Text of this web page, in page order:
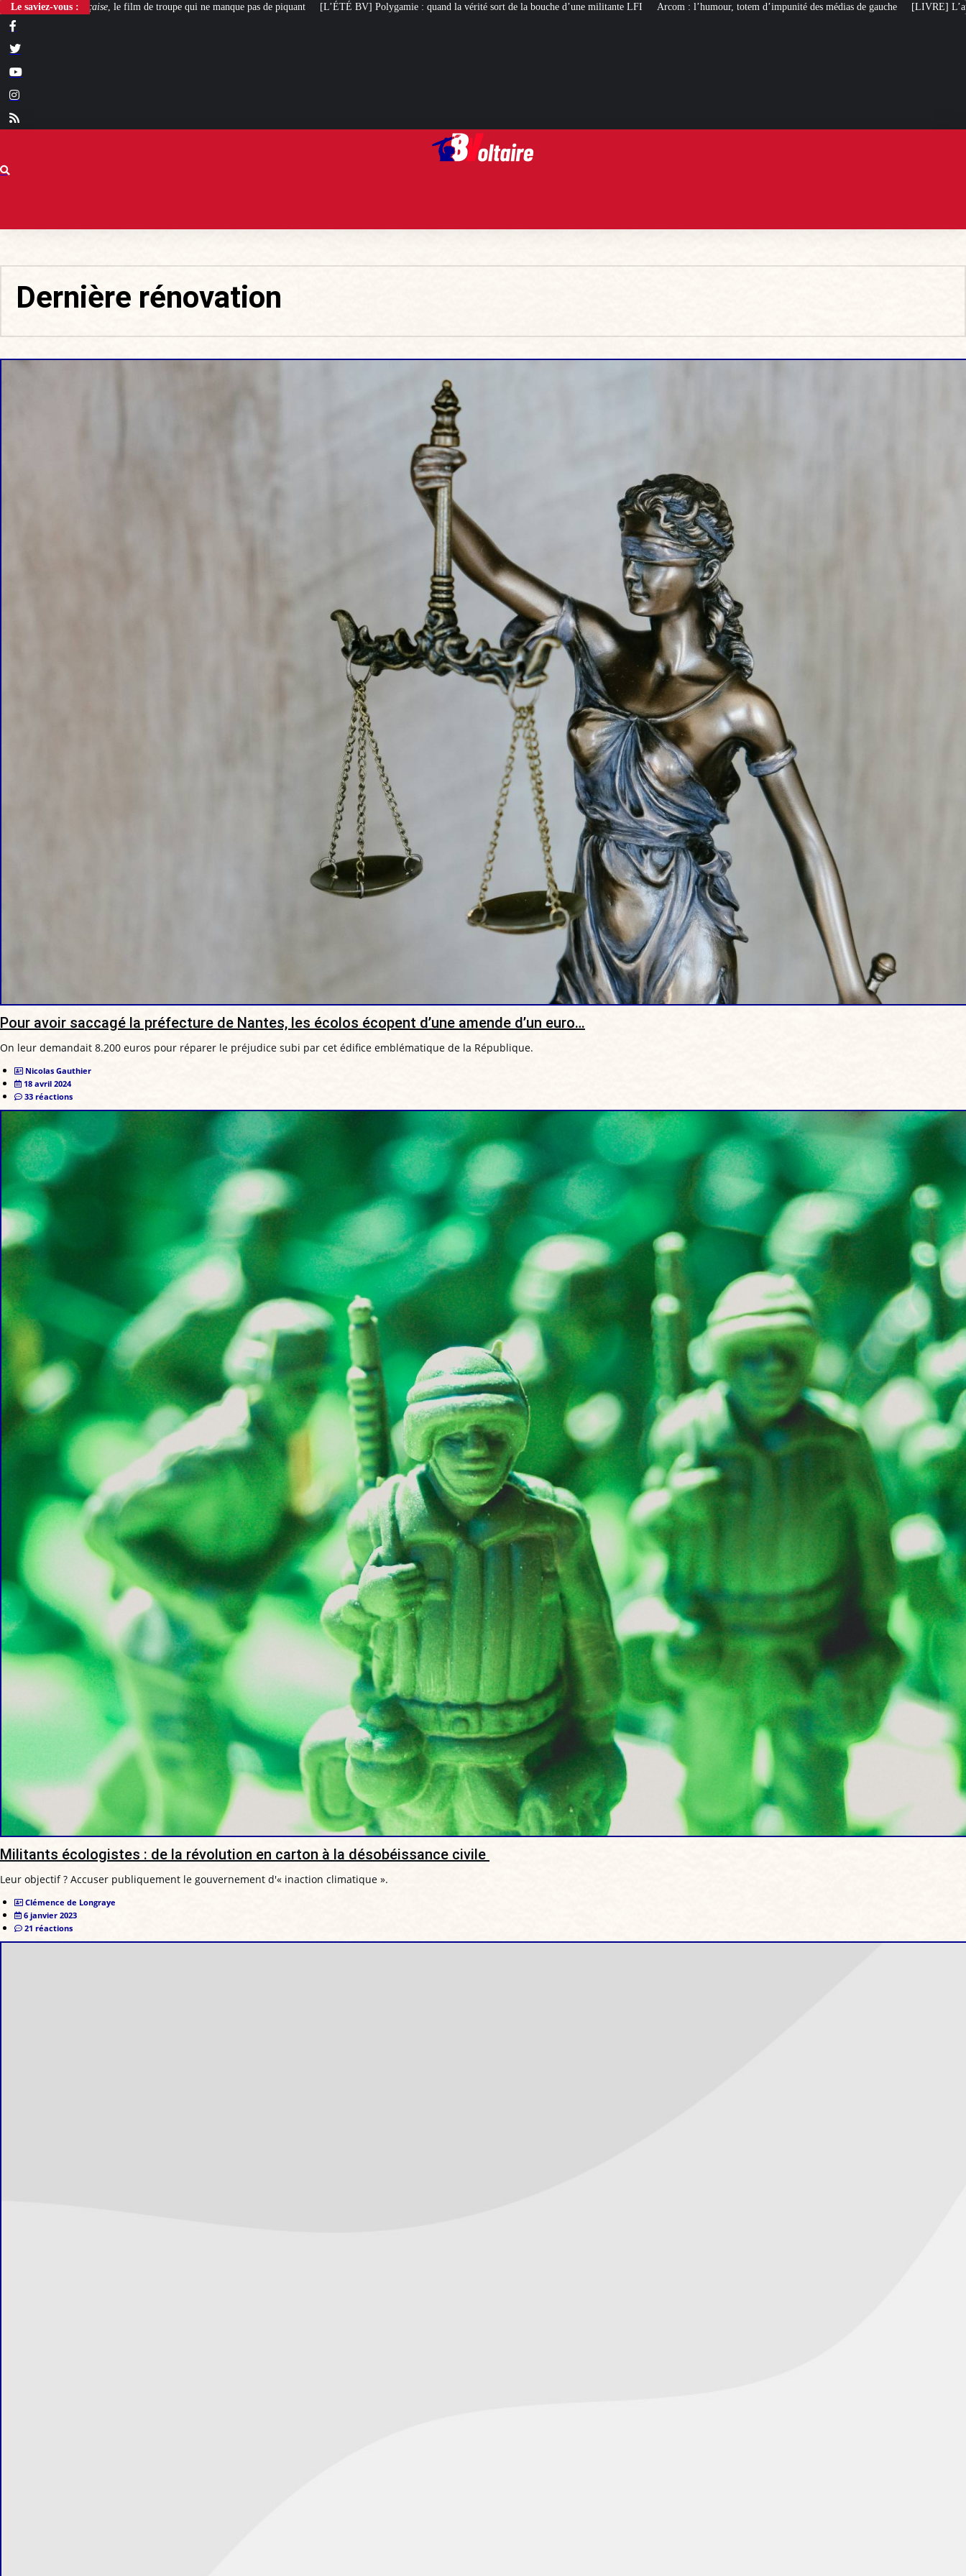
Le saviez-vous :
de troupe qui ne manque pas de piquant [L’ÉTÉ BV] Polygamie : quand la vérité sort de la bouche d’une militante LFI Arcom : l’humour, totem d’impunité des médias de gauche [LIVRE] L’autobiographie intellectuelle de
Dernière rénovation
Pour avoir saccagé la préfecture de Nantes, les écolos écopent d’une amende d’un euro…
On leur demandait 8.200 euros pour réparer le préjudice subi par cet édifice emblématique de la République.
Nicolas Gauthier
18 avril 2024
33 réactions
Militants écologistes : de la révolution en carton à la désobéissance civile
Leur objectif ? Accuser publiquement le gouvernement d'« inaction climatique ».
Clémence de Longraye
6 janvier 2023
21 réactions